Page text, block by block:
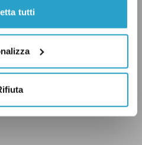
tutti
e la coesione
governo di Giuseppe
Lavoro Andrea